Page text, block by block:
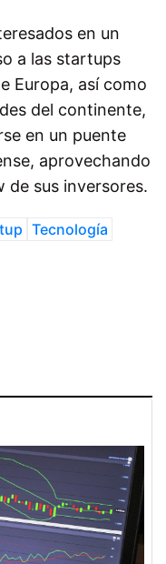
en un
a las startups
Europa, así como
del continente,
en un puente
aprovechando
de sus inversores.
Tecnología